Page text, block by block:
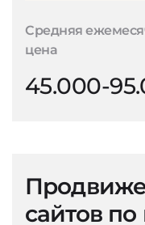
Средняя
цена
45.000-
сайтов по